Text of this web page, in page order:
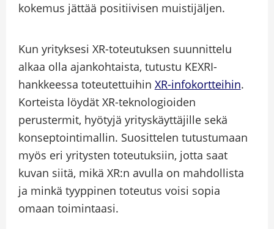
kokemus jättää positiivisen muistijäljen.
Kun yrityksesi XR-toteutuksen suunnittelu
alkaa olla ajankohtaista, tutustu KEXRI-
hankkeessa toteutettuihin XR-infokortteihin.
Korteista löydät XR-teknologioiden
perustermit, hyötyjä yrityskäyttäjille sekä
konseptointimallin. Suosittelen tutustumaan
myös eri yritysten toteutuksiin, jotta saat
kuvan siitä, mikä XR:n avulla on mahdollista
ja minkä tyyppinen toteutus voisi sopia
omaan toimintaasi.